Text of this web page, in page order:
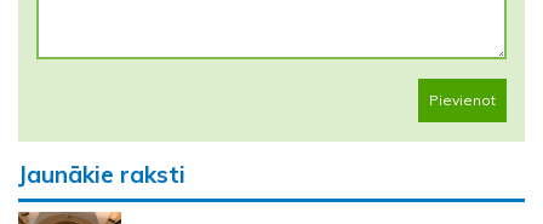
Pievienot
Jaunākie raksti